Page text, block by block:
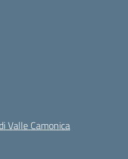
Valle Camonica